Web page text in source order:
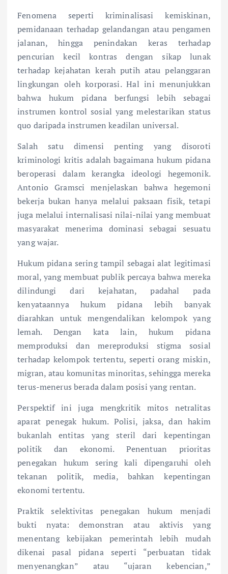
Fenomena seperti kriminalisasi kemiskinan,
pemidanaan terhadap gelandangan atau pengamen
jalanan, hingga penindakan keras terhadap
pencurian kecil kontras dengan sikap lunak
terhadap kejahatan kerah putih atau pelanggaran
lingkungan oleh korporasi. Hal ini menunjukkan
bahwa hukum pidana berfungsi lebih sebagai
instrumen kontrol sosial yang melestarikan status
quo daripada instrumen keadilan universal.
Salah satu dimensi penting yang disoroti
kriminologi kritis adalah bagaimana hukum pidana
beroperasi dalam kerangka ideologi hegemonik.
Antonio Gramsci menjelaskan bahwa hegemoni
bekerja bukan hanya melalui paksaan fisik, tetapi
juga melalui internalisasi nilai-nilai yang membuat
masyarakat menerima dominasi sebagai sesuatu
yang wajar.
Hukum pidana sering tampil sebagai alat legitimasi
moral, yang membuat publik percaya bahwa mereka
dilindungi dari kejahatan, padahal pada
kenyataannya hukum pidana lebih banyak
diarahkan untuk mengendalikan kelompok yang
lemah. Dengan kata lain, hukum pidana
memproduksi dan mereproduksi stigma sosial
terhadap kelompok tertentu, seperti orang miskin,
migran, atau komunitas minoritas, sehingga mereka
terus-menerus berada dalam posisi yang rentan.
Perspektif ini juga mengkritik mitos netralitas
aparat penegak hukum. Polisi, jaksa, dan hakim
bukanlah entitas yang steril dari kepentingan
politik dan ekonomi. Penentuan prioritas
penegakan hukum sering kali dipengaruhi oleh
tekanan politik, media, bahkan kepentingan
ekonomi tertentu.
Praktik selektivitas penegakan hukum menjadi
bukti nyata: demonstran atau aktivis yang
menentang kebijakan pemerintah lebih mudah
dikenai pasal pidana seperti “perbuatan tidak
menyenangkan” atau “ujaran kebencian,”